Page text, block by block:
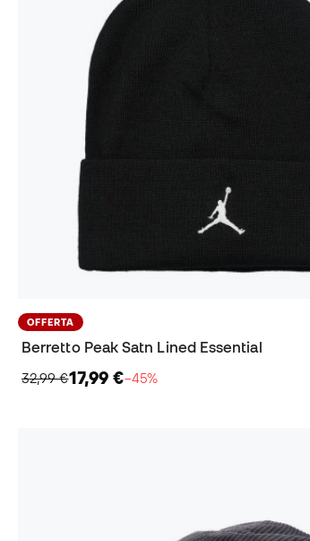
OFFERTA
Berretto Peak Satn Lined Essential
32,99 €17,99 €−45%